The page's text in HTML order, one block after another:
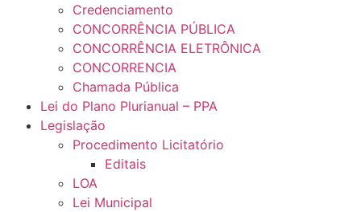
Credenciamento
CONCORRÊNCIA PÚBLICA
CONCORRÊNCIA ELETRÔNICA
CONCORRENCIA
Chamada Pública
Lei do Plano Plurianual – PPA
Legislação
Procedimento Licitatório
Editais
LOA
Lei Municipal